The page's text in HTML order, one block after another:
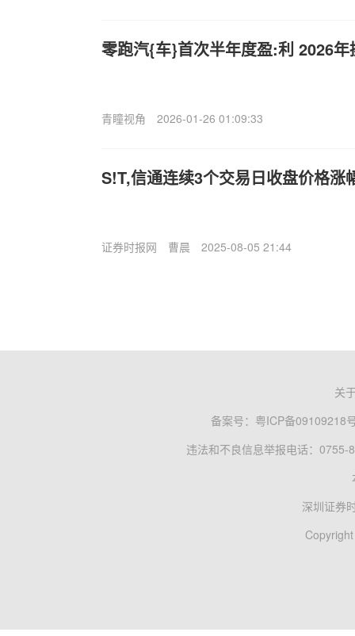
零跑汽{车}首次半年度盈:利 2026
青瞳视角 2026-01-26 01:09:33
S!T,信通连续3个交易日收盘价格涨
证券时报网 曹晨 2025-08-05 21:44
关
备案号： 粤ICP备09109218
违法和不良信息举报电话：0755-
深圳证券